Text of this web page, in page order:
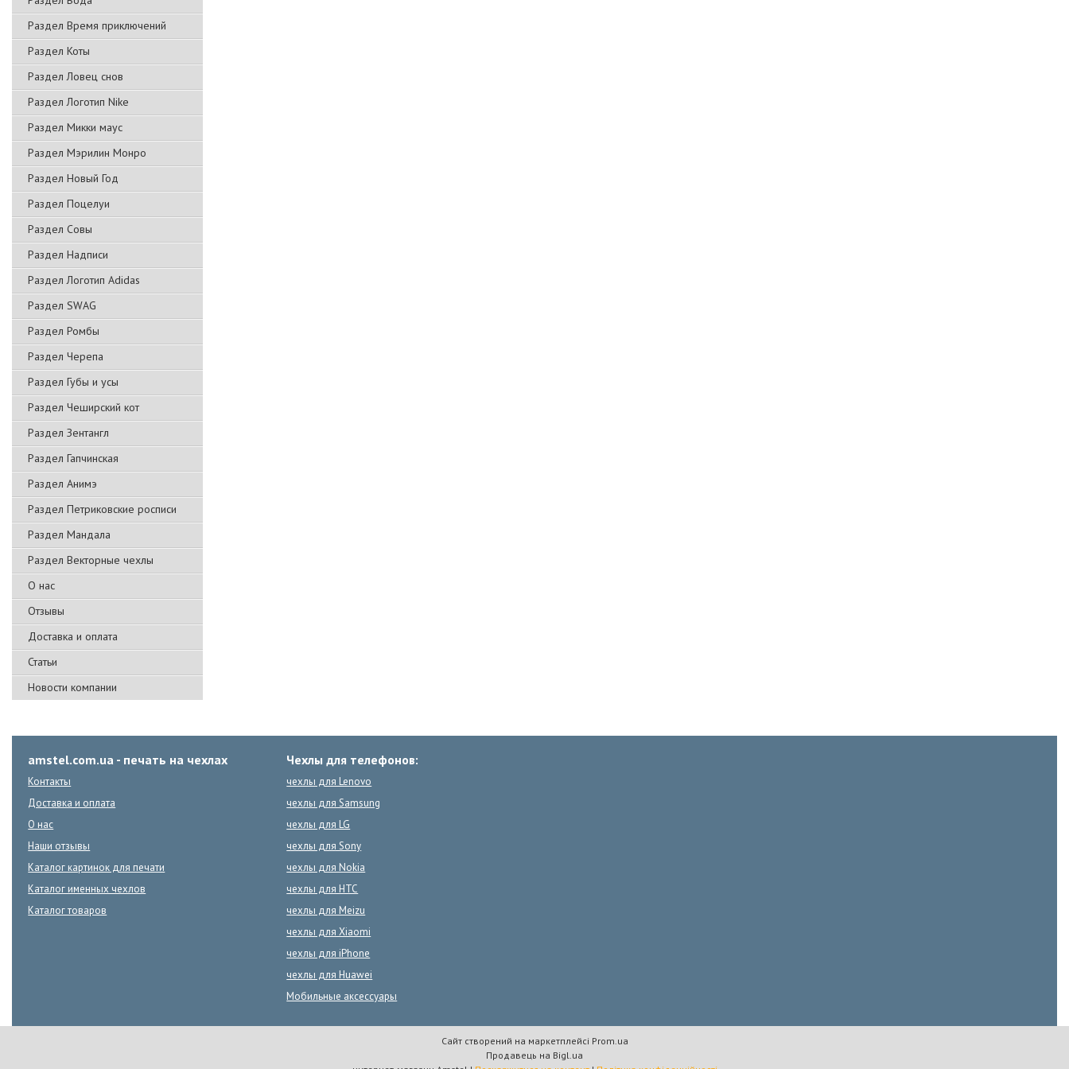
Раздел Время приключений
Раздел Коты
Раздел Ловец снов
Раздел Логотип Nike
Раздел Микки маус
Раздел Мэрилин Монро
Раздел Новый Год
Раздел Поцелуи
Раздел Совы
Раздел Надписи
Раздел Логотип Adidas
Раздел SWAG
Раздел Ромбы
Раздел Черепа
Раздел Губы и усы
Раздел Чеширский кот
Раздел Зентангл
Раздел Гапчинская
Раздел Анимэ
Раздел Петриковские росписи
Раздел Мандала
Раздел Векторные чехлы
О нас
Отзывы
Доставка и оплата
Статьи
Новости компании
amstel.com.ua - печать на чехлах
Контакты
Доставка и оплата
О нас
Наши отзывы
Каталог картинок для печати
Каталог именных чехлов
Каталог товаров
Чехлы для телефонов:
чехлы для Lenovo
чехлы для Samsung
чехлы для LG
чехлы для Sony
чехлы для Nokia
чехлы для HTC
чехлы для Meizu
чехлы для Xiaomi
чехлы для iPhone
чехлы для Huawei
Мобильные аксессуары
Сайт створений на маркетплейсі Prom.ua
Продавець на Bigl.ua